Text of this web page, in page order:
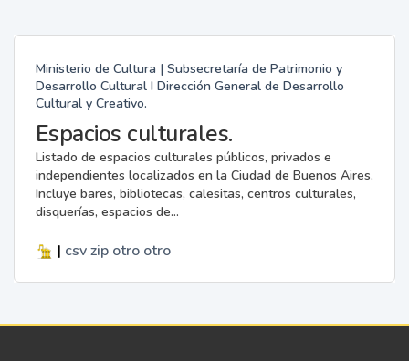
Ministerio de Cultura | Subsecretaría de Patrimonio y
Desarrollo Cultural I Dirección General de Desarrollo
Cultural y Creativo.
Espacios culturales.
Listado de espacios culturales públicos, privados e
independientes localizados en la Ciudad de Buenos Aires.
Incluye bares, bibliotecas, calesitas, centros culturales,
disquerías, espacios de...
| csv zip otro otro